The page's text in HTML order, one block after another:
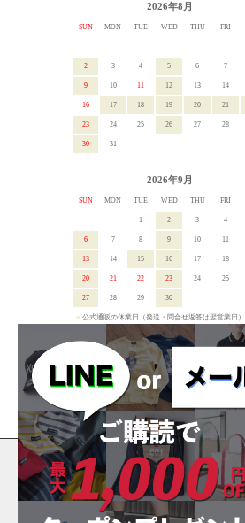
2026年8月
SUN MON TUE WED THU FRI
2 3 4 5 6 7
9 10 11 12 13 14
16 17 18 19 20 21
23 24 25 26 27 28
30 31
2026年9月
SUN MON TUE WED THU FRI
1 2 3 4
6 7 8 9 10 11
13 14 15 16 17 18
20 21 22 23 24 25
27 28 29 30
■ 公式通販の休業日（発送・問合せ返答は翌営業日）
公式インスタグラム